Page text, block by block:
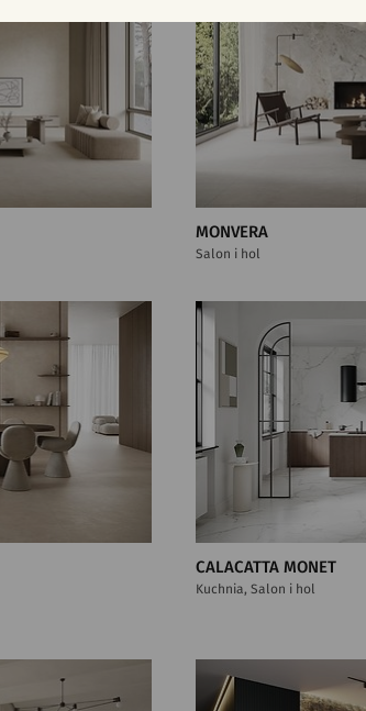
MONVERA
Salon i hol
CALACATTA MONET
Kuchnia, Salon i hol